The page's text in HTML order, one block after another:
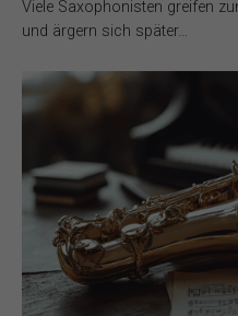
Viele Saxophonisten greifen
und ärgern sich später…